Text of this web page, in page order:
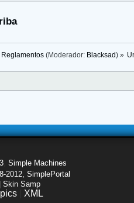
Reglamentos(Moderador: Blacksad ) »
Simple Machines
2012, SimplePortal
Skin Samp
XML